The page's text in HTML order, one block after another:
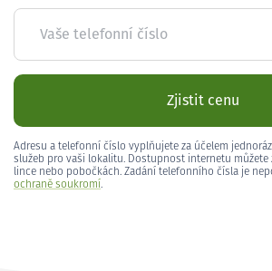
Vaše telefonní číslo
Zjistit cenu
Adresu a telefonní číslo vyplňujete za účelem
služeb pro vaši lokalitu. Dostupnost internetu můžete
lince nebo pobočkách. Zadání telefonního čísla je
ochraně soukromí.